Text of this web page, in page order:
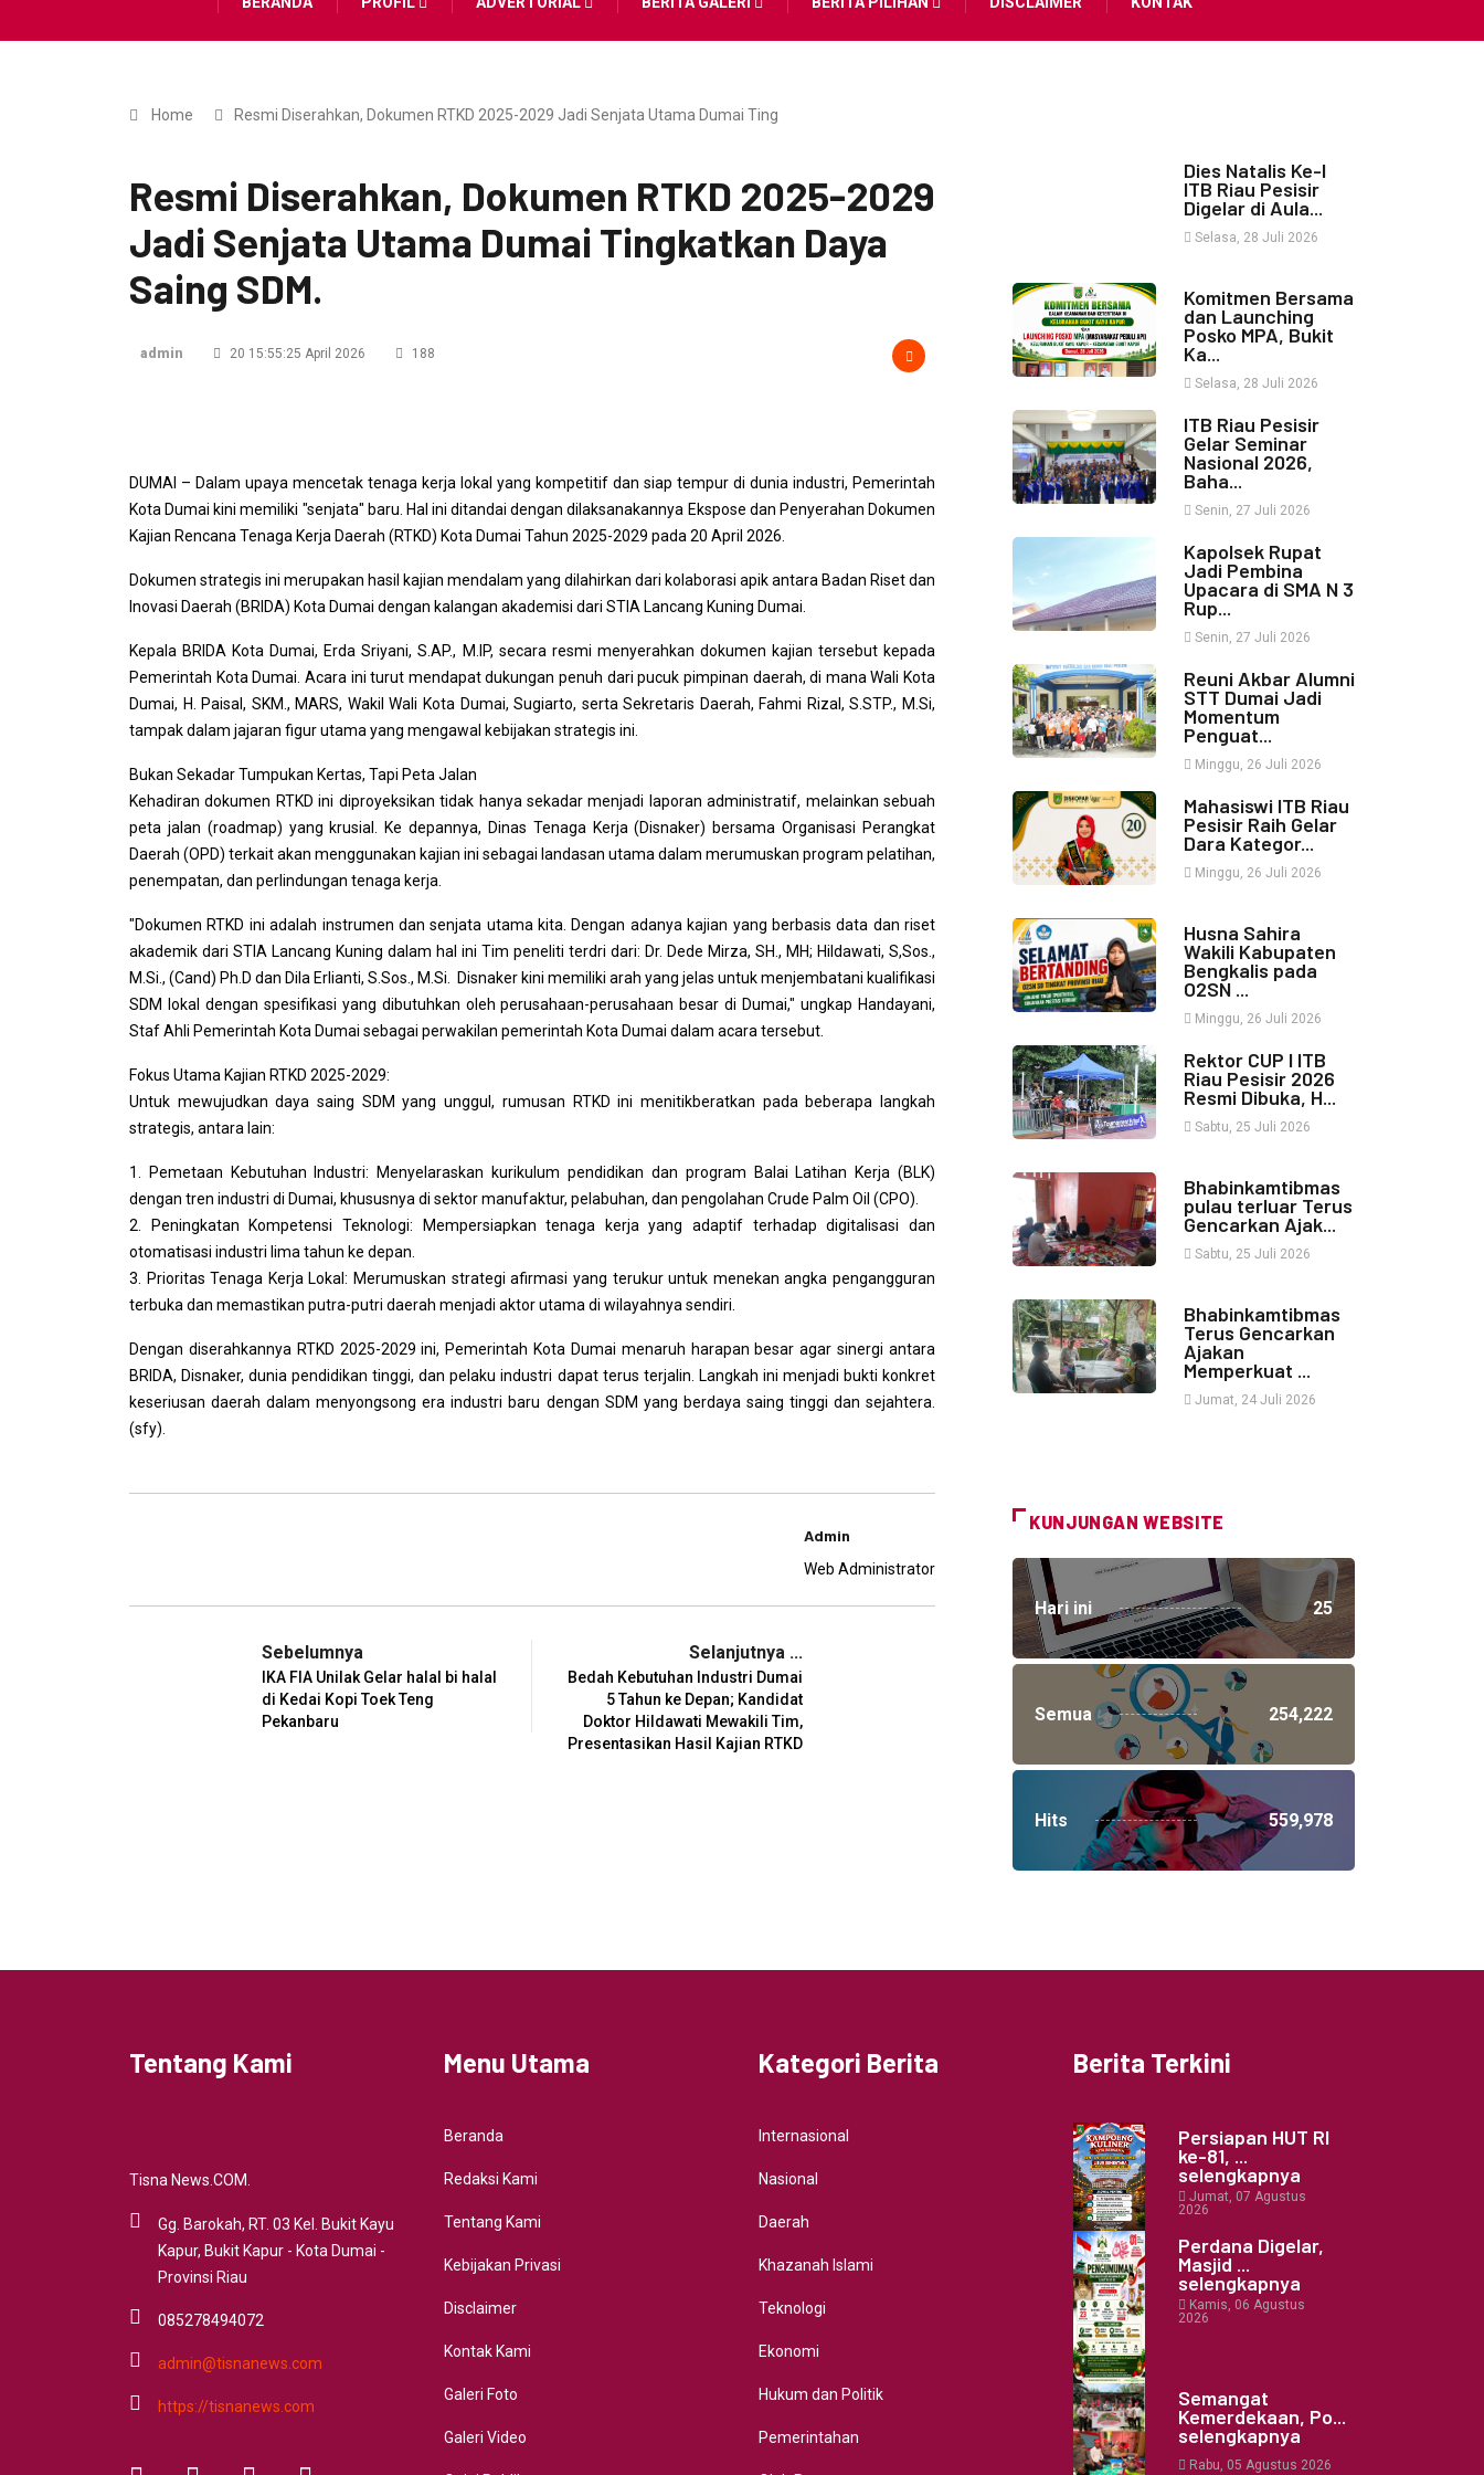
Home Resmi Diserahkan, Dokumen RTKD 2025-2029 Jadi Senjata Utama Dumai Ting
Resmi Diserahkan, Dokumen RTKD 2025-2029
Jadi Senjata Utama Dumai Tingkatkan Daya
Saing SDM.
admin 20 15:55:25 April 2026 188
DUMAI – Dalam upaya mencetak tenaga kerja lokal yang kompetitif dan siap tempur di dunia industri, Pemerintah
Kota Dumai kini memiliki "senjata" baru. Hal ini ditandai dengan dilaksanakannya Ekspose dan Penyerahan Dokumen
Kajian Rencana Tenaga Kerja Daerah (RTKD) Kota Dumai Tahun 2025-2029 pada 20 April 2026.
Dokumen strategis ini merupakan hasil kajian mendalam yang dilahirkan dari kolaborasi apik antara Badan Riset dan
Inovasi Daerah (BRIDA) Kota Dumai dengan kalangan akademisi dari STIA Lancang Kuning Dumai.
Kepala BRIDA Kota Dumai, Erda Sriyani, S.AP., M.IP, secara resmi menyerahkan dokumen kajian tersebut kepada
Pemerintah Kota Dumai. Acara ini turut mendapat dukungan penuh dari pucuk pimpinan daerah, di mana Wali Kota
Dumai, H. Paisal, SKM., MARS, Wakil Wali Kota Dumai, Sugiarto, serta Sekretaris Daerah, Fahmi Rizal, S.STP., M.Si,
tampak dalam jajaran figur utama yang mengawal kebijakan strategis ini.
Bukan Sekadar Tumpukan Kertas, Tapi Peta Jalan
Kehadiran dokumen RTKD ini diproyeksikan tidak hanya sekadar menjadi laporan administratif, melainkan sebuah
peta jalan (roadmap) yang krusial. Ke depannya, Dinas Tenaga Kerja (Disnaker) bersama Organisasi Perangkat
Daerah (OPD) terkait akan menggunakan kajian ini sebagai landasan utama dalam merumuskan program pelatihan,
penempatan, dan perlindungan tenaga kerja.
"Dokumen RTKD ini adalah instrumen dan senjata utama kita. Dengan adanya kajian yang berbasis data dan riset
akademik dari STIA Lancang Kuning dalam hal ini Tim peneliti terdri dari: Dr. Dede Mirza, SH., MH; Hildawati, S,Sos.,
M.Si., (Cand) Ph.D dan Dila Erlianti, S.Sos., M.Si. Disnaker kini memiliki arah yang jelas untuk menjembatani kualifikasi
SDM lokal dengan spesifikasi yang dibutuhkan oleh perusahaan-perusahaan besar di Dumai," ungkap Handayani,
Staf Ahli Pemerintah Kota Dumai sebagai perwakilan pemerintah Kota Dumai dalam acara tersebut.
Fokus Utama Kajian RTKD 2025-2029:
Untuk mewujudkan daya saing SDM yang unggul, rumusan RTKD ini menitikberatkan pada beberapa langkah
strategis, antara lain:
1. Pemetaan Kebutuhan Industri: Menyelaraskan kurikulum pendidikan dan program Balai Latihan Kerja (BLK)
dengan tren industri di Dumai, khususnya di sektor manufaktur, pelabuhan, dan pengolahan Crude Palm Oil (CPO).
2. Peningkatan Kompetensi Teknologi: Mempersiapkan tenaga kerja yang adaptif terhadap digitalisasi dan
otomatisasi industri lima tahun ke depan.
3. Prioritas Tenaga Kerja Lokal: Merumuskan strategi afirmasi yang terukur untuk menekan angka pengangguran
terbuka dan memastikan putra-putri daerah menjadi aktor utama di wilayahnya sendiri.
Dengan diserahkannya RTKD 2025-2029 ini, Pemerintah Kota Dumai menaruh harapan besar agar sinergi antara
BRIDA, Disnaker, dunia pendidikan tinggi, dan pelaku industri dapat terus terjalin. Langkah ini menjadi bukti konkret
keseriusan daerah dalam menyongsong era industri baru dengan SDM yang berdaya saing tinggi dan sejahtera.
(sfy).
Admin
Web Administrator
Sebelumnya
IKA FIA Unilak Gelar halal bi halal
di Kedai Kopi Toek Teng
Pekanbaru
Selanjutnya ...
Bedah Kebutuhan Industri Dumai
5 Tahun ke Depan; Kandidat
Doktor Hildawati Mewakili Tim,
Presentasikan Hasil Kajian RTKD
Dies Natalis Ke-I
ITB Riau Pesisir
Digelar di Aula...
Selasa, 28 Juli 2026
Komitmen Bersama
dan Launching
Posko MPA, Bukit
Ka...
Selasa, 28 Juli 2026
ITB Riau Pesisir
Gelar Seminar
Nasional 2026,
Baha...
Senin, 27 Juli 2026
Kapolsek Rupat
Jadi Pembina
Upacara di SMA N 3
Rup...
Senin, 27 Juli 2026
Reuni Akbar Alumni
STT Dumai Jadi
Momentum
Penguat...
Minggu, 26 Juli 2026
Mahasiswi ITB Riau
Pesisir Raih Gelar
Dara Kategor...
Minggu, 26 Juli 2026
Husna Sahira
Wakili Kabupaten
Bengkalis pada
O2SN ...
Minggu, 26 Juli 2026
Rektor CUP I ITB
Riau Pesisir 2026
Resmi Dibuka, H...
Sabtu, 25 Juli 2026
Bhabinkamtibmas
pulau terluar Terus
Gencarkan Ajak...
Sabtu, 25 Juli 2026
Bhabinkamtibmas
Terus Gencarkan
Ajakan
Memperkuat ...
Jumat, 24 Juli 2026
KUNJUNGAN WEBSITE
Hari ini 25
Semua 254,222
Hits 559,978
Tentang Kami
Tisna News.COM.
Gg. Barokah, RT. 03 Kel. Bukit Kayu
Kapur, Bukit Kapur - Kota Dumai -
Provinsi Riau
085278494072
admin@tisnanews.com
https://tisnanews.com
Menu Utama
Beranda
Redaksi Kami
Tentang Kami
Kebijakan Privasi
Disclaimer
Kontak Kami
Galeri Foto
Galeri Video
Kategori Berita
Internasional
Nasional
Daerah
Khazanah Islami
Teknologi
Ekonomi
Hukum dan Politik
Pemerintahan
Berita Terkini
Persiapan HUT RI
ke-81, ...
selengkapnya
Jumat, 07 Agustus
2026
Perdana Digelar,
Masjid ...
selengkapnya
Kamis, 06 Agustus
2026
Semangat
Kemerdekaan, Po...
selengkapnya
Rabu, 05 Agustus 2026